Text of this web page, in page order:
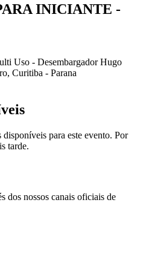
INICIANTE -
Uso - Desembargador Hugo
Curitiba - Parana
para este evento. Por
tarde.
dos nossos canais oficiais de